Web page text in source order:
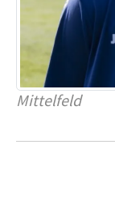
Mittelfeld